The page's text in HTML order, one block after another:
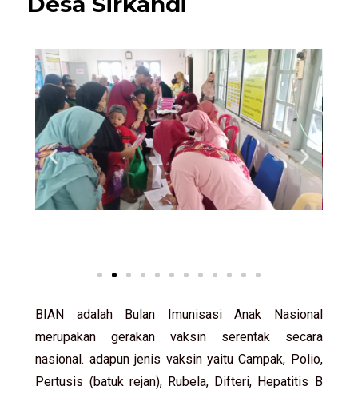
BIAN adalah Bulan Imunisasi Anak Nasional
merupakan gerakan vaksin serentak secara
nasional. adapun jenis vaksin yaitu Campak, Polio,
Pertusis (batuk rejan), Rubela, Difteri, Hepatitis B